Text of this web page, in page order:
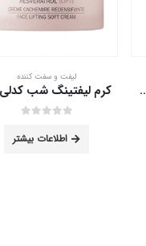
بیوتک 50 میلی لیتر
لیفت و سفت کننده
اطلاعات بیشتر